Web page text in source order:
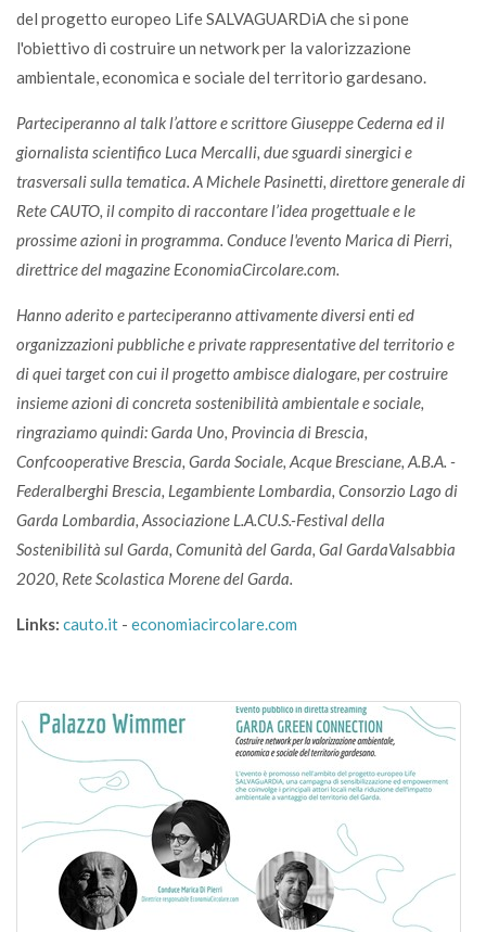
del progetto europeo Life SALVAGUARDiA che si pone
l'obiettivo di costruire un network per la valorizzazione
ambientale, economica e sociale del territorio gardesano.
Parteciperanno al talk l’attore e scrittore Giuseppe Cederna ed il
giornalista scientifico Luca Mercalli, due sguardi sinergici e
trasversali sulla tematica. A Michele Pasinetti, direttore generale di
Rete CAUTO, il compito di raccontare l’idea progettuale e le
prossime azioni in programma. Conduce l'evento Marica di Pierri,
direttrice del magazine EconomiaCircolare.com.
Hanno aderito e parteciperanno attivamente diversi enti ed
organizzazioni pubbliche e private rappresentative del territorio e
di quei target con cui il progetto ambisce dialogare, per costruire
insieme azioni di concreta sostenibilità ambientale e sociale,
ringraziamo quindi: Garda Uno, Provincia di Brescia,
Confcooperative Brescia, Garda Sociale, Acque Bresciane, A.B.A. -
Federalberghi Brescia, Legambiente Lombardia, Consorzio Lago di
Garda Lombardia, Associazione L.A.CU.S.-Festival della
Sostenibilità sul Garda, Comunità del Garda, Gal GardaValsabbia
2020, Rete Scolastica Morene del Garda.
Links: cauto.it - economiacircolare.com